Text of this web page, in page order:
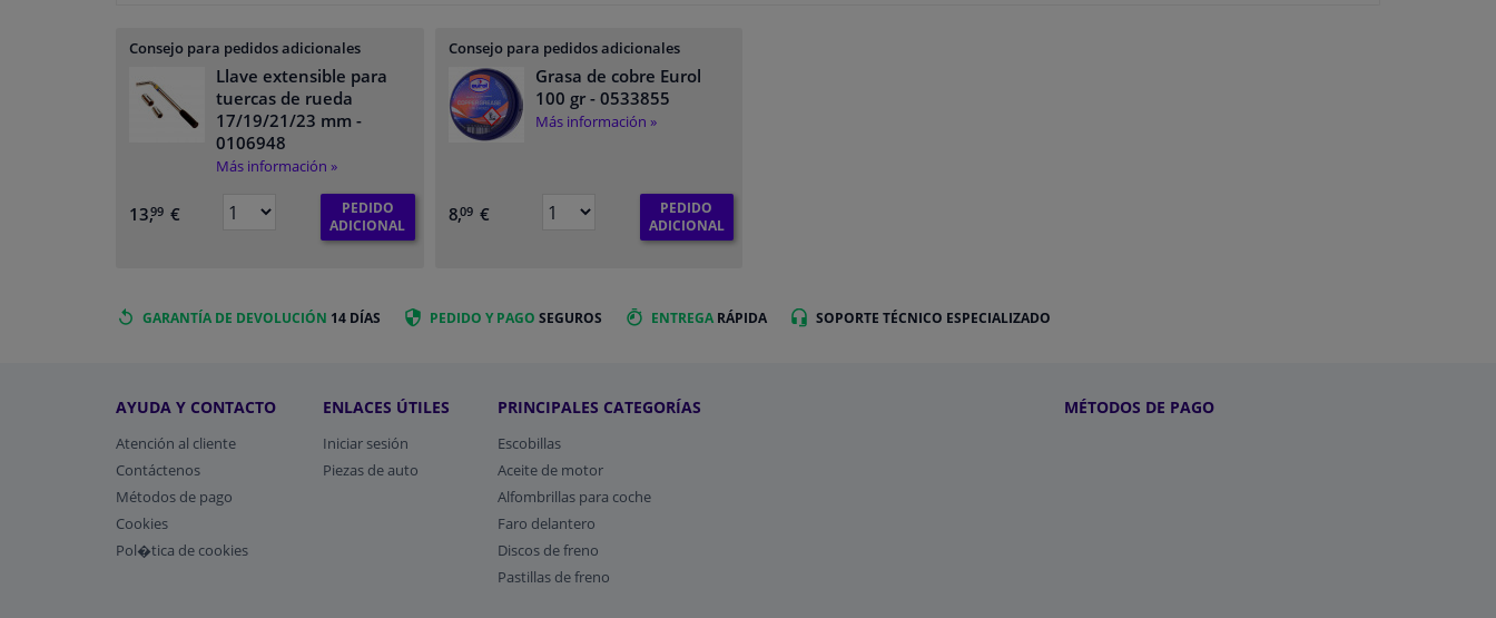
Consejo para pedidos adicionales
Llave extensible para
tuercas de rueda
17/19/21/23 mm -
0106948
Más información »
13,99 €
PEDIDO
ADICIONAL
Consejo para pedidos adicionales
Grasa de cobre Eurol
100 gr- 0533855
Más información »
8,09 €
PEDIDO
ADICIONAL
GARANTÍA DE DEVOLUCIÓN 14 DÍAS PEDIDO Y PAGO SEGUROS ENTREGA RÁPIDA SOPORTE TÉCNICO ESPECIALIZADO
AYUDA Y CONTACTO
Atención al cliente
Contáctenos
Métodos de pago
​Cookies
Pol�tica de cookies
ENLACES ÚTILES
Iniciar sesión
Piezas de auto
PRINCIPALES CATEGORÍAS
Escobillas
Aceite de motor
Alfombrillas para coche
Faro delantero
Discos de freno
Pastillas de freno
MÉTODOS DE PAGO